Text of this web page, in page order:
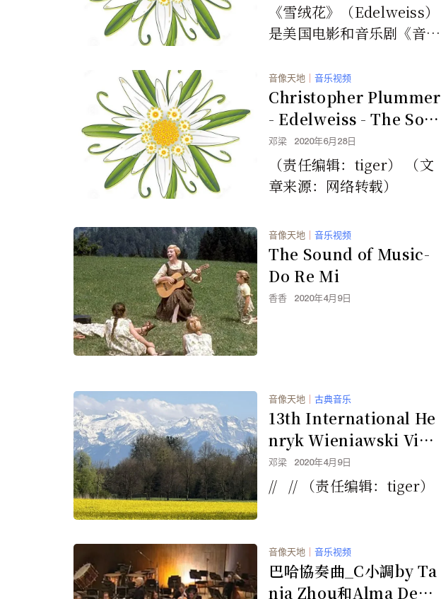
《雪绒花》（Edelweiss）
是美国电影和音乐剧《音乐
59年面世。理查德·罗杰斯
作曲，...
音像天地 音乐视频
Christopher Plummer
- Edelweiss - The Sou
nd of Music
邓梁 2020年6月28日
（责任编辑：tiger） （文
章来源：网络转载）
音像天地 音乐视频
The Sound of Music-
Do Re Mi
香香 2020年4月9日
音像天地 古典音乐
13th International He
nryk Wieniawski Violi
n Competition
邓梁 2020年4月9日
// // （责任编辑：tiger）
音像天地 音乐视频
巴哈協奏曲_C小調by Ta
nja Zhou和Alma Deut